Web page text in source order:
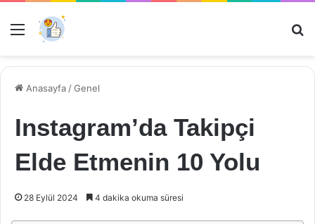
Menü
Anasayfa /Genel
Instagram’da Takipçi
Elde Etmenin 10 Yolu
28 Eylül 2024 4 dakika okuma süresi